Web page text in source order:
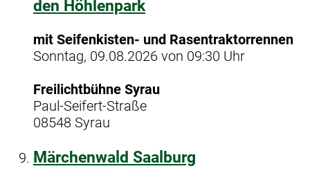
den Höhlenpark
mit Seifenkisten- und Rasentraktorrennen
Sonntag, 09.08.2026 von 09:30 Uhr
Freilichtbühne Syrau
Paul-Seifert-Straße
08548 Syrau
Märchenwald Saalburg